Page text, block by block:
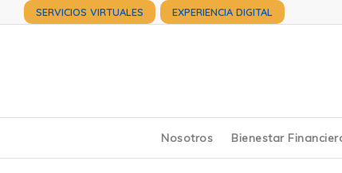
SERVICIOS VIRTUALES EXPERIENCIA DIGITAL
Nosotros Bienestar